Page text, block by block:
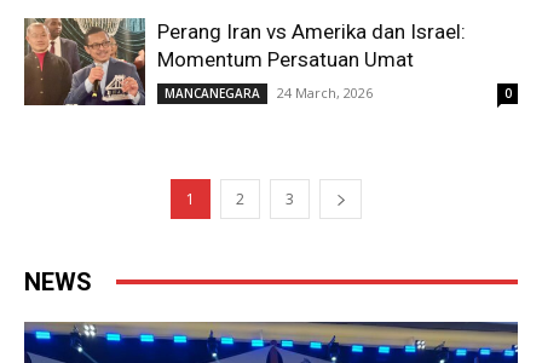
Perang Iran vs Amerika dan Israel:
Momentum Persatuan Umat
MANCANEGARA 24 March, 2026 0
1 2 3
NEWS